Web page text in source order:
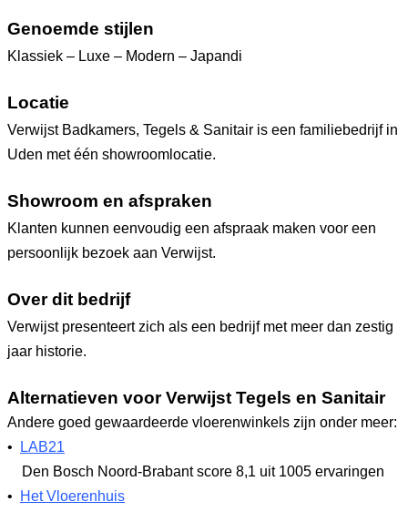
Genoemde stijlen
Klassiek – Luxe – Modern – Japandi
Locatie
Verwijst Badkamers, Tegels & Sanitair is een familiebedrijf in
Uden met één showroomlocatie.
Showroom en afspraken
Klanten kunnen eenvoudig een afspraak maken voor een
persoonlijk bezoek aan Verwijst.
Over dit bedrijf
Verwijst presenteert zich als een bedrijf met meer dan zestig
jaar historie.
Alternatieven voor Verwijst Tegels en Sanitair
Andere goed gewaardeerde vloerenwinkels zijn onder meer:
•
LAB21
Den Bosch Noord-Brabantscore 8,1 uit 1005 ervaringen
•
Het Vloerenhuis